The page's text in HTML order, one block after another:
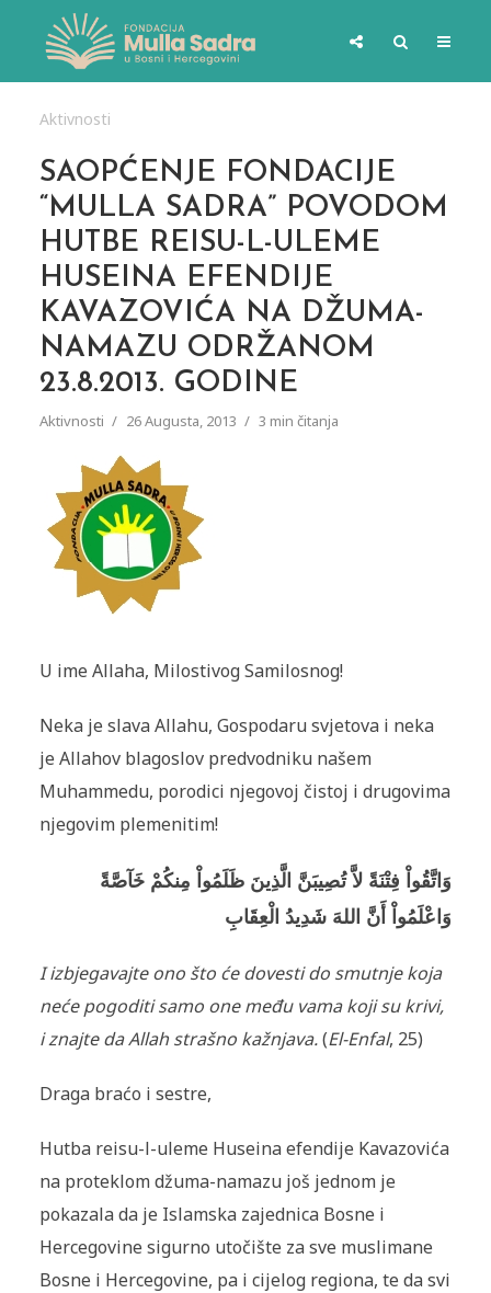
Aktivnosti
SAOPĆENJE FONDACIJE
“MULLA SADRA” POVODOM
HUTBE REISU-L-ULEME
HUSEINA EFENDIJE
KAVAZOVIĆA NA DŽUMA-
NAMAZU ODRŽANOM
23.8.2013. GODINE
Aktivnosti 26 Augusta, 2013 3 min čitanja
U ime Allaha, Milostivog Samilosnog!
Neka je slava Allahu, Gospodaru svjetova i neka
je Allahov blagoslov predvodniku našem
Muhammedu, porodici njegovoj čistoj i drugovima
njegovim plemenitim!
وَاتَّقُواْ فِتْنَةً لاَّ تُصِيبَنَّ الَّذِينَ ظَلَمُواْ مِنكُمْ خَآصَّةً
وَاعْلَمُواْ أَنَّ اللهَ شَدِيدُ الْعِقَابِ
I izbjegavajte ono što će dovesti do smutnje koja
neće pogoditi samo one među vama koji su krivi,
i znajte da Allah strašno kažnjava.(El-Enfal, 25)
Draga braćo i sestre,
Hutba reisu-l-uleme Huseina efendije Kavazovića
na proteklom džuma-namazu još jednom je
pokazala da je Islamska zajednica Bosne i
Hercegovine sigurno utočište za sve muslimane
Bosne i Hercegovine, pa i cijelog regiona, te da svi